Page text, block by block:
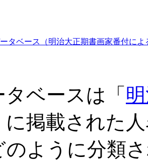
タベース（明治大正期書画家番付によ
ベースは「
に掲載された
のように分類